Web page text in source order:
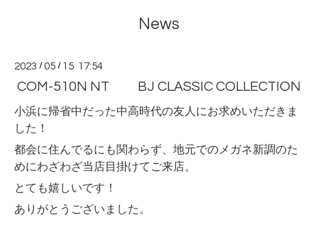
News
2023 /05 / 15 17:54
COM-510N NT BJ CLASSIC COLLECTION
小浜に帰省中だった中高時代の友人にお求めいただきま
した！
都会に住んでるにも関わらず、地元でのメガネ新調のた
めにわざわざ当店目掛けてご来店。
とても嬉しいです！
ありがとうございました。